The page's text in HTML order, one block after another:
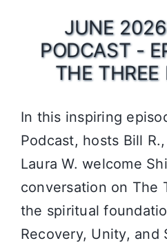
JUNE
PODCAST -
THE THREE
In this inspiring
Podcast, hosts Bill
Laura W. welcome
conversation on The
the spiritual
Recovery, Unity, and